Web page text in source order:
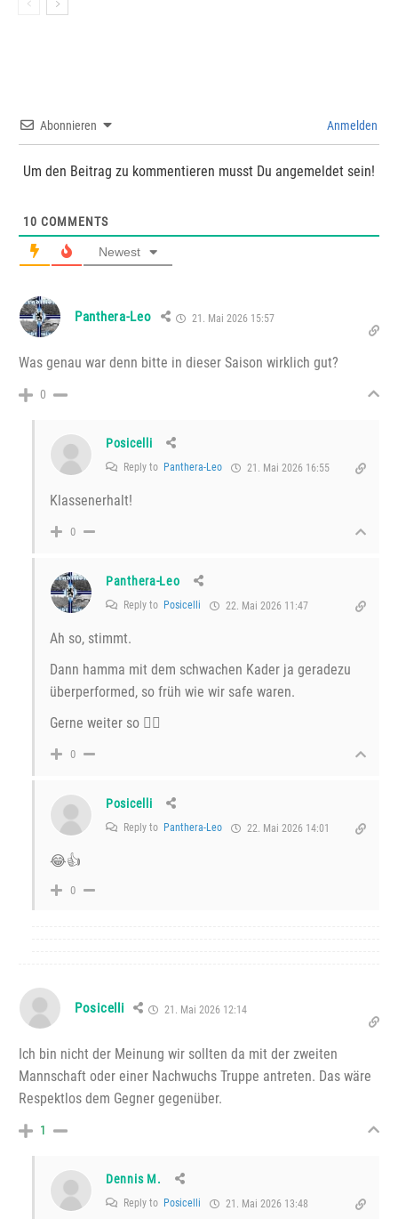
Abonnieren Anmelden
Um den Beitrag zu kommentieren musst Du angemeldet sein!
10 COMMENTS
Newest
Panthera-Leo 21. Mai 2026 15:57
Was genau war denn bitte in dieser Saison wirklich gut?
0
Posicelli
Reply to Panthera-Leo 21. Mai 2026 16:55
Klassenerhalt!
0
Panthera-Leo
Reply to Posicelli 22. Mai 2026 11:47
Ah so, stimmt.
Dann hamma mit dem schwachen Kader ja geradezu
überperformed, so früh wie wir safe waren.
Gerne weiter so 😵‍💫
0
Posicelli
Reply to Panthera-Leo 22. Mai 2026 14:01
😂👍
0
Posicelli 21. Mai 2026 12:14
Ich bin nicht der Meinung wir sollten da mit der zweiten
Mannschaft oder einer Nachwuchs Truppe antreten. Das wäre
Respektlos dem Gegner gegenüber.
1
Dennis M.
Reply to Posicelli 21. Mai 2026 13:48